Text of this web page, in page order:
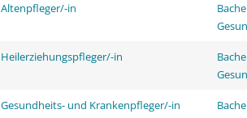
Altenpfleger/-in
Heilerziehungspfleger/-in
Gesundheits- und Krankenpfleger/-in